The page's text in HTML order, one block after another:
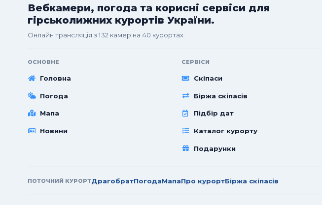
Вебкамери, погода та корисні сервіси для
гірськолижних курортів України.
Онлайн трансляція з 132 камер на 40 курортах.
ОСНОВНЕ
Головна
Погода
Мапа
Новини
СЕРВІСИ
Скіпаси
Біржа скіпасів
Підбір дат
Каталог курорту
Подарунки
ПОТОЧНИЙ КУРОРТДрагобратПогодаМапаПро курортБіржа скіпасів